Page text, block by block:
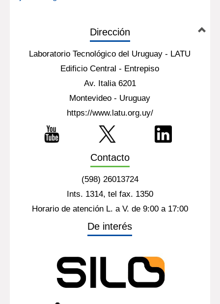
Dirección
Laboratorio Tecnológico del Uruguay - LATU
Edificio Central - Entrepiso
Av. Italia 6201
Montevideo - Uruguay
https://www.latu.org.uy/
Contacto
(598) 26013724
Ints. 1314, tel fax. 1350
Horario de atención L. a V. de 9:00 a 17:00
De interés